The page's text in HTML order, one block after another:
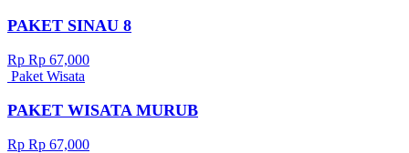
PAKET SINAU 8
Rp Rp 67,000
Paket Wisata
PAKET WISATA MURUB
Rp Rp 67,000